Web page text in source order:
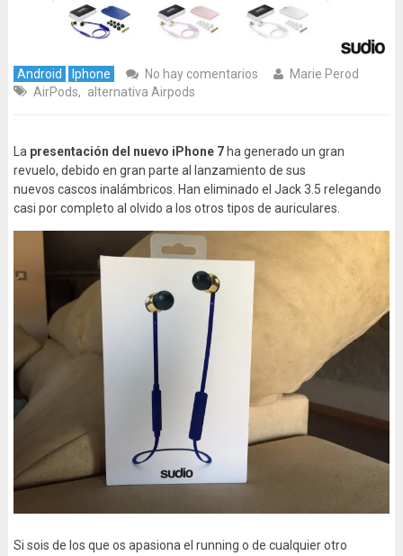
Android Iphone No hay comentarios
Marie Perod
AirPods, alternativa Airpods
La presentación del nuevo iPhone 7ha generado un gran
revuelo, debido en gran parte al lanzamiento de sus
nuevos cascos inalámbricos. Han eliminado el Jack 3.5 relegando
casi por completo al olvido a los otros tipos de auriculares.
Si sois de los que os apasiona el running o de cualquier otro